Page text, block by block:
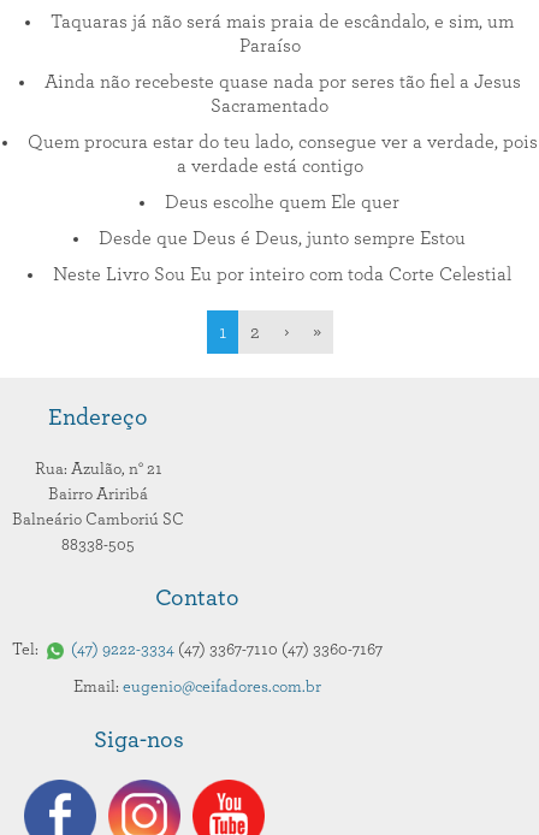
Taquaras já não será mais praia de escândalo, e sim, um
Paraíso
Ainda não recebeste quase nada por seres tão fiel a Jesus
Sacramentado
Quem procura estar do teu lado, consegue ver a verdade, pois
a verdade está contigo
Deus escolhe quem Ele quer
Desde que Deus é Deus, junto sempre Estou
Neste Livro Sou Eu por inteiro com toda Corte Celestial
1 2 › »
Endereço
Rua: Azulão, n° 21
Bairro Ariribá
Balneário Camboriú SC
88338-505
Contato
Tel: 47 9222-3334 47 3367-7110 47 3360-7167
Email: eugenio@ceifadores.com.br
Siga-nos